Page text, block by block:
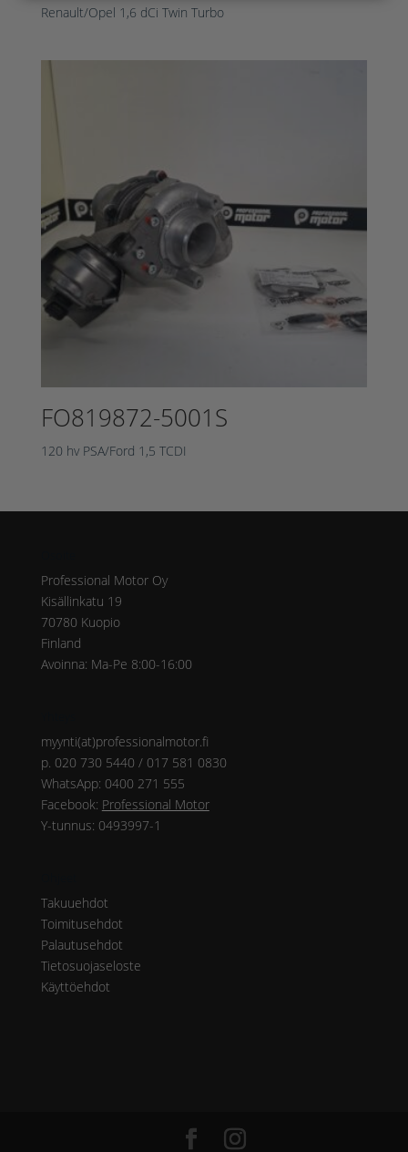
Renault/Opel 1,6 dCi Twin Turbo
FO819872-5001S
120 hv PSA/Ford 1,5 TCDI
Professional Motor Oy
Kisällinkatu 19
70780 Kuopio
Finland
Avoinna: Ma-Pe 8:00-16:00
myynti(at)professionalmotor.fi
p. 020 730 5440 / 017 581 0830
WhatsApp: 0400 271 555
Facebook: Professional Motor
Y-tunnus: 0493997-1
Takuuehdot
Toimitusehdot
Palautusehdot
Tietosuojaseloste
Käyttöehdot